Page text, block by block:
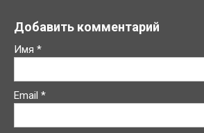
Добавить комментарий
Имя *
Email *